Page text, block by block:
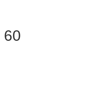
60